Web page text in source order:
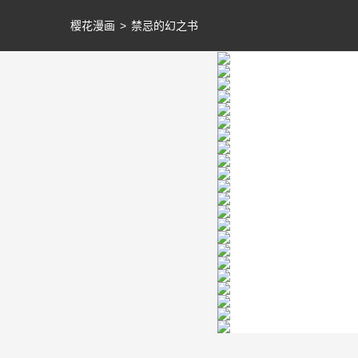
樱花漫画 > 禁忌的幻之书